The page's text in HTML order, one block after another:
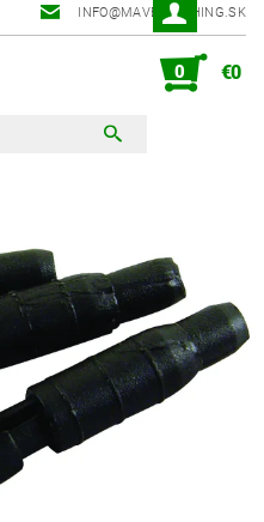
INFO@MAVER-FISHING.SK
0 €0